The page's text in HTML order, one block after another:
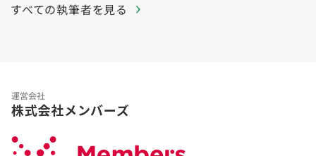
すべての執筆者を見る
運営会社
株式会社メンバーズ